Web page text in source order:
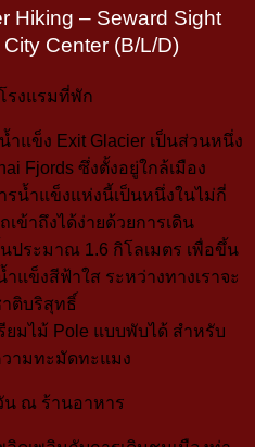
Hiking – Seward Sight
Center (B/L/D)
รงแรมที่พัก
ำแข็ง Exit Glacier เป็นส่วนหนึ่ง
Fjords ซึ่งตั้งอยู่ใกล้เมือง
รน้ำแข็งแห่งนี้เป็นหนึ่งในไม่กี่
ข้าถึงได้ง่ายด้วยการเดิน
ประมาณ 1.6 กิโลเมตร เพื่อขึ้น
แข็งสีฟ้าใส ระหว่างทางเราจะ
ติบริสุทธิ์
ยมไม้ Pole แบบพับได้ สำหรับ
ามทะมัดทะแมง
น ณ ร้านอาหาร